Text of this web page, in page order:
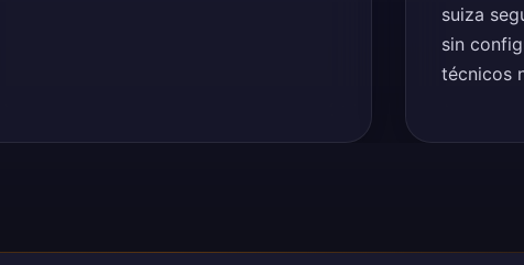
suiza
sin
técnicos